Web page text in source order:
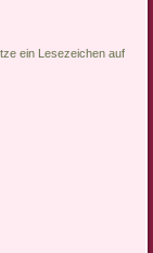
ein Lesezeichen auf